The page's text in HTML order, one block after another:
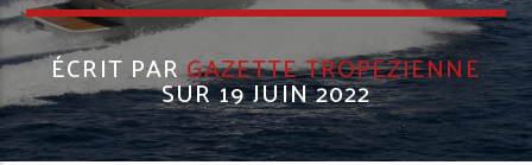
ÉCRIT PARGAZETTE TROPEZIENNE
SUR 19 JUIN 2022